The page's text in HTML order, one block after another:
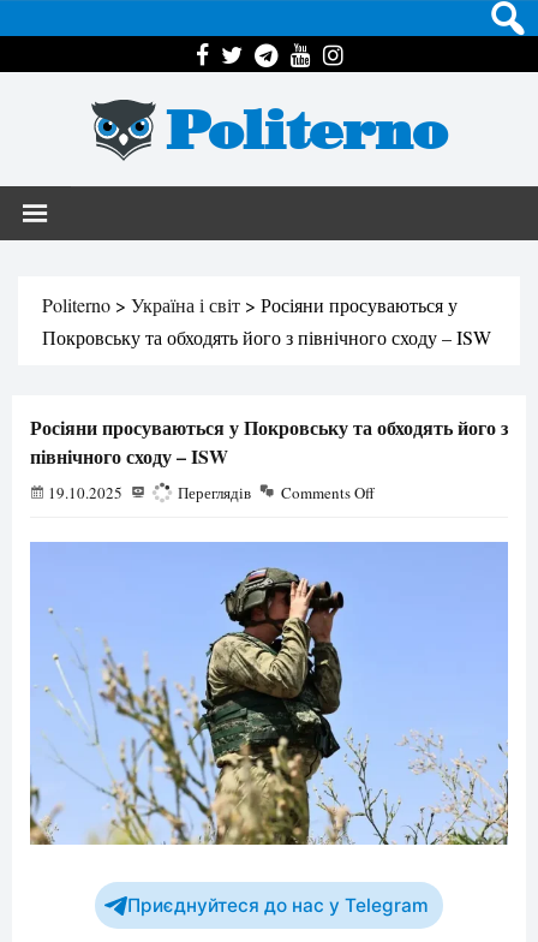
Politerno
Politerno > Україна і світ > Росіяни просуваються у
Покровську та обходять його з північного сходу – ISW
Росіяни просуваються у Покровську та обходять його з
північного сходу – ISW
19.10.2025 501 Переглядів Comments Off
Приєднуйтеся до нас у Telegram